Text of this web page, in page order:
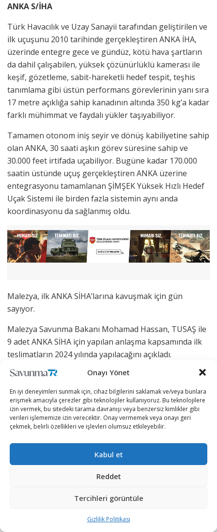
Onayı Yönet
En iyi deneyimleri sunmak için, cihaz bilgilerini saklamak ve/veya bunlara
erişmek amacıyla çerezler gibi teknolojiler kullanıyoruz. Bu teknolojilere
izin vermek, bu sitedeki tarama davranışı veya benzersiz kimlikler gibi
verileri işlememize izin verecektir. Onay vermemek veya onayı geri
çekmek, belirli özellikleri ve işlevleri olumsuz etkileyebilir.
Kabul et
Reddet
Tercihleri görüntüle
Gizlilik Politikası
ANKA S/İHA
Türk Havacılık ve Uzay Sanayii tarafından geliştirilen ve
ilk uçuşunu 2010 tarihinde gerçekleştiren ANKA İHA,
üzerinde entegre gece ve gündüz, kötü hava şartların
da dahil çalışabilen, yüksek çözünürlüklü kamerası ile
keşif, gözetleme, sabit-hareketli hedef tespit, teşhis
tanımlama gibi üstün performans görevlerinin yanı sıra
17 metre açıklığa sahip kanadının altında 350 kg’a kadar
farklı mühimmat ve faydalı yükler taşıyabiliyor.
Tamamen otonom iniş seyir ve dönüş kabiliyetine sahip
olan ANKA, 30 saati aşkın görev süresine sahip ve
30.000 feet irtifada uçabiliyor. Bugüne kadar 170.000
saatin üstünde uçuş gerçekleştiren ANKA üzerine
entegrasyonu tamamlanan ŞİMŞEK Yüksek Hızlı Hedef
Uçak Sistemi ile birden fazla sistemin aynı anda
koordinasyonu da sağlanmış oldu.
Malezya, ilk ANKA SİHA’larına kavuşmak için gün
sayıyor.
Malezya Savunma Bakanı Mohamad Hassan, TUSAŞ ile
9 adet ANKA SİHA için yapılan anlaşma kapsamında ilk
teslimatların 2024 yılında yapılacağını açıkladı.
Malezya Parlamentosuna hitap eden Savunma Bakanı
Hassan, Mayıs 2023’te yapılan anlaşma doğrultusunda
ilk 2 adet ANKA SİHA’nın 2024 yılında TUSAŞ tarafından
teslim edileceğini ifade etti.
Bu açıklamanın yanı sıra Mohammad Hassan, Malezya
Silahlı Kuvvetleri için daha fazla SİHA tedarik edileceğini
Malezya’nın yeni SİHA satın almai planında Türkiye,
adından sıkça söz ettiren milli SİHA’lar ile tedarikçi
ülkeler arasında ön sıralarda yer alıyor.